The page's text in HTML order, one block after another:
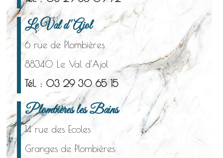
Le Val d'Ajol
6 rue de Plombières
88340 Le Val d'Ajol
Tél. : 03 29 30 65 15
Plombières les Bains
14 rue des Ecoles
Granges de Plombières